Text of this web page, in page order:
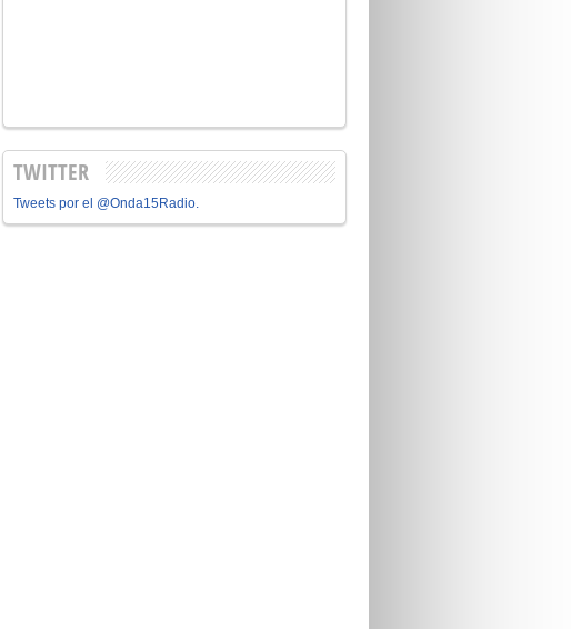
TWITTER
Tweets por el @Onda15Radio.